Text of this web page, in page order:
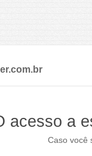
acesso a
Caso você